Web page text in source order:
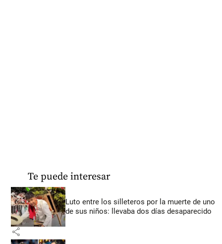
Te puede interesar
Luto entre los silleteros por la muerte de uno
de sus niños: llevaba dos días desaparecido
share